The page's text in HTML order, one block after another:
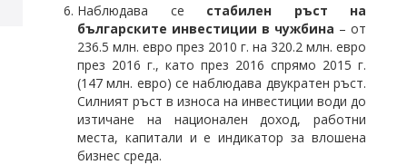
Наблюдава се стабилен ръст на
българските инвестиции в чужбина – от
236.5 млн. евро през 2010 г. на 320.2 млн. евро
през 2016 г., като през 2016 спрямо 2015 г.
(147 млн. евро) се наблюдава двукратен ръст.
Силният ръст в износа на инвестиции води до
изтичане на национален доход, работни
места, капитали и е индикатор за влошена
бизнес среда.